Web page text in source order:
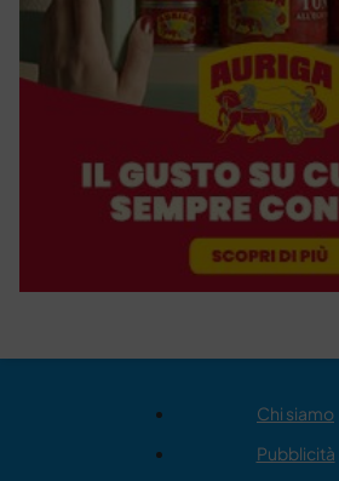
Chi siamo
Pubblicità